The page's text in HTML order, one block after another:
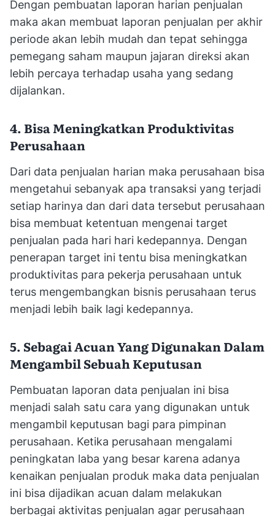
Dengan pembuatan laporan harian penjualan
maka akan membuat laporan penjualan per akhir
periode akan lebih mudah dan tepat sehingga
pemegang saham maupun jajaran direksi akan
lebih percaya terhadap usaha yang sedang
dijalankan.
4. Bisa Meningkatkan Produktivitas
Perusahaan
Dari data penjualan harian maka perusahaan bisa
mengetahui sebanyak apa transaksi yang terjadi
setiap harinya dan dari data tersebut perusahaan
bisa membuat ketentuan mengenai target
penjualan pada hari hari kedepannya. Dengan
penerapan target ini tentu bisa meningkatkan
produktivitas para pekerja perusahaan untuk
terus mengembangkan bisnis perusahaan terus
menjadi lebih baik lagi kedepannya.
5. Sebagai Acuan Yang Digunakan Dalam
Mengambil Sebuah Keputusan
Pembuatan laporan data penjualan ini bisa
menjadi salah satu cara yang digunakan untuk
mengambil keputusan bagi para pimpinan
perusahaan. Ketika perusahaan mengalami
peningkatan laba yang besar karena adanya
kenaikan penjualan produk maka data penjualan
ini bisa dijadikan acuan dalam melakukan
berbagai aktivitas penjualan agar perusahaan